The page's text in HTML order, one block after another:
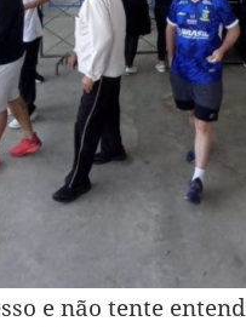
e não tente